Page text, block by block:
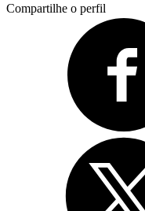
Compartilhe o perfil